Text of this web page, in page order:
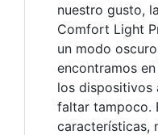
nuestro gusto,
Comfort Light
un modo
encontramos
los dispositivos
faltar tampoco.
características,